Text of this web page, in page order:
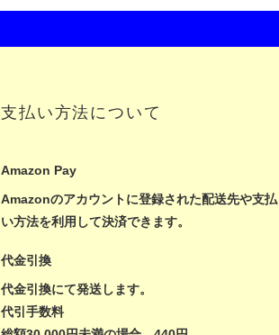
支払い方法について
Amazon Pay
Amazonのアカウントに登録された配送先や支払
い方法を利用して決済できます。
代金引換
代金引換にて発送します。
代引手数料